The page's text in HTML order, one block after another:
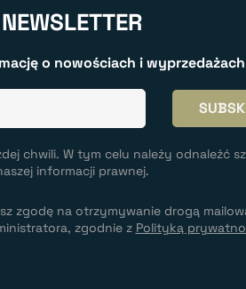
NEWSLETTER
o nowościach i wyprzedażach
chwili. W tym celu należy odnaleźć
informacji prawnej.
zgodę na otrzymywanie drogą
zgodnie z Polityką